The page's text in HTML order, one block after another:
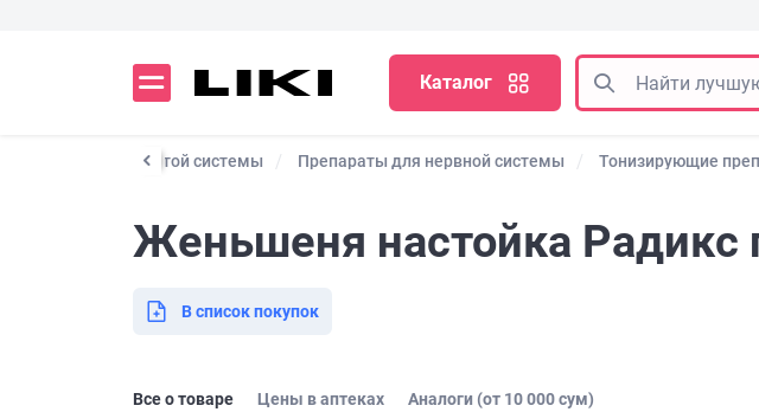
Каталог
сердечно-сосудистой системы Препараты для нервной системы Тонизирующие
Женьшеня настойка Радикс
В список покупок
Все о товаре Цены в аптеках Аналоги (от 10 000 сум)